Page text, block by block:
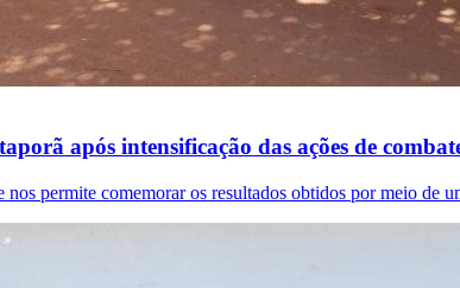
após intensificação das ações de
permite comemorar os resultados obtidos por meio de